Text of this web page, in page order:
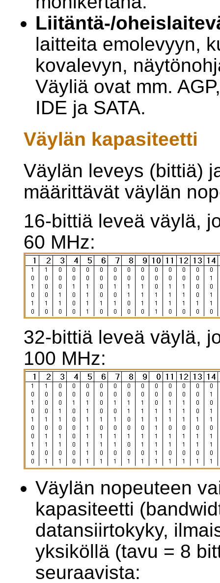
Liitäntä-/
laitteita emolevyyn,
kovalevyn,
Väyliä ovat mm.
IDE ja SATA.
Väylän kapasiteetti
Väylän leveys (bittiä)
määrittävät väylän
16-bittiä leveä väylä,
60 MHz:
32-bittiä leveä väylä,
100 MHz:
Väylän nopeuteen
kapasiteetti
datansiirtokyky,
yksiköllä (tavu = 8
seuraavista: